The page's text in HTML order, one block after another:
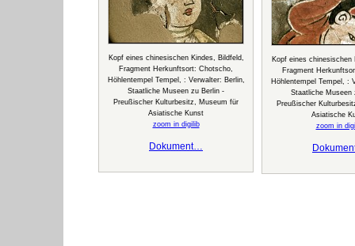
Kopf eines chinesischen Kindes, Bildfeld,
Fragment Herkunftsort: Chotscho,
Höhlentempel Tempel, : Verwalter: Berlin,
Staatliche Museen zu Berlin -
Preußischer Kulturbesitz, Museum für
Asiatische Kunst
zoom in digilib
Dokument…
Kopf eines chinesischen
Fragment
Höhlentempel Tempel, :
Staatliche Museen
Preußischer
Asiatische
zoom in